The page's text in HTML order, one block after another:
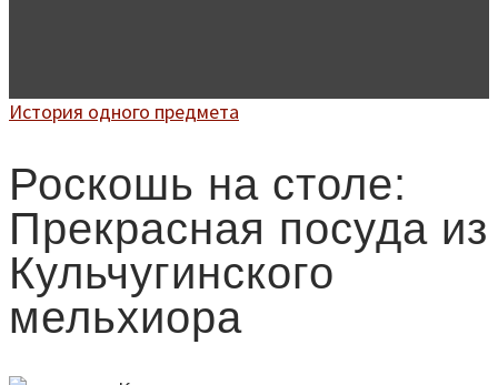
История одного предмета
Роскошь на столе:
Прекрасная посуда из
Кульчугинского
мельхиора